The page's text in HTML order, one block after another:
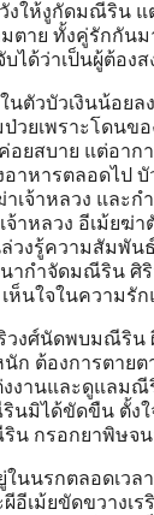
งให้งูกัดมณีริน
ตาย ทั้งคู่รักกัน
บได้ว่าเป็นผู้ต้อ
นตัวบัวเงินน้อยล
วยเพราะโดนข
ค่อยสบาย แต่อา
าหารตลอดไป
าเจ้าหลวง และ
จ้าหลวง อีเม้ยฆ่
วงรู้ความสัมพัน
ากำจัดมณีริน ศิ
ห็นใจในความรั
วงศ์นัดพบมณีริน
นัก ต้องการตา
งานและดูแลม
นมิได้ขัดขืน ตั้งใ
น กรอกยาพิษจ
ในนรกตลอดเวล
อีเม้ยขัดขวางเ